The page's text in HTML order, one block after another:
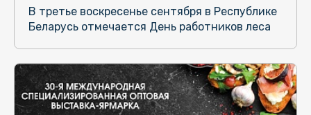
В третье воскресенье сентября в Республике
Беларусь отмечается День работников леса